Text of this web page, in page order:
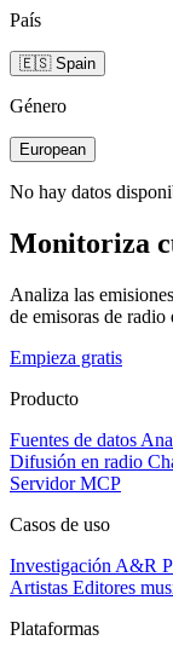
País
🇪🇸 Spain
Género
European
No hay datos
Monitoriza
Analiza las
de emisoras de
Empieza gratis
Producto
Fuentes de datos
Difusión en radio
Servidor MCP
Casos de uso
Investigación A&R
Artistas Editores
Plataformas